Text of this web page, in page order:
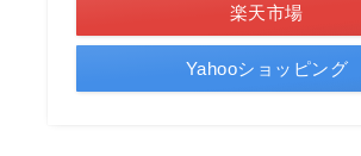
楽天市場
Yahooショッピング